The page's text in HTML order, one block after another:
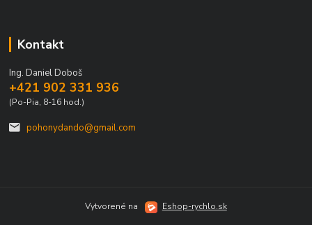
Kontakt
Ing. Daniel Doboš
+421 902 331 936
(Po-Pia, 8-16 hod.)
pohonydando@gmail.com
Vytvorené na Eshop-rychlo.sk